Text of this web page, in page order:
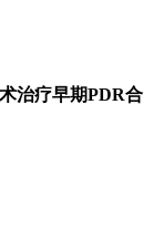
治疗早期PDR合